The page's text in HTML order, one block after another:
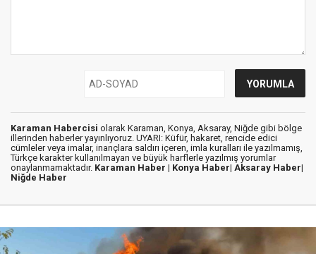
Karaman Habercisi olarak Karaman, Konya, Aksaray, Niğde gibi bölge
illerinden haberler yayınlıyoruz. UYARI: Küfür, hakaret, rencide edici
cümleler veya imalar, inançlara saldırı içeren, imla kuralları ile yazılmamış,
Türkçe karakter kullanılmayan ve büyük harflerle yazılmış yorumlar
onaylanmamaktadır. Karaman Haber | Konya Haber| Aksaray Haber|
Niğde Haber